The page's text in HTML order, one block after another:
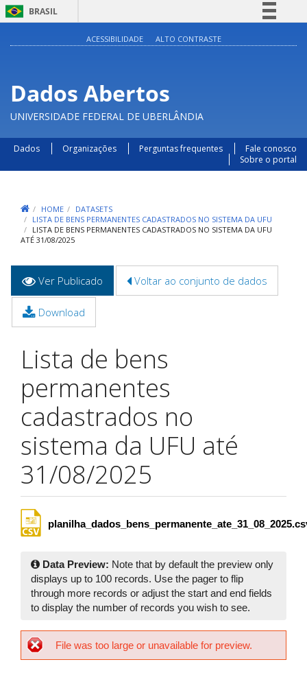
BRASIL
Legislação
Canais
ACESSIBILIDADE ALTO CONTRASTE
Dados Abertos
UNIVERSIDADE FEDERAL DE UBERLÂNDIA
Dados Organizações Perguntas frequentes
Fale conosco
Sobre o portal
HOME
DATASETS
LISTA DE BENS PERMANENTES CADASTRADOS NO SISTEMA DA UFU
LISTA DE BENS PERMANENTES CADASTRADOS NO SISTEMA DA UFU
ATÉ 31/08/2025
primárias
Ver Publicado
ativa)
Voltar ao conjunto de dados
Download
Lista de bens
permanentes
cadastrados no
sistema da UFU até
31/08/2025
Data Preview: Note that by default the preview only
displays up to 100 records. Use the pager to flip
through more records or adjust the start and end fields
to display the number of records you wish to see.
File was too large or unavailable for preview.